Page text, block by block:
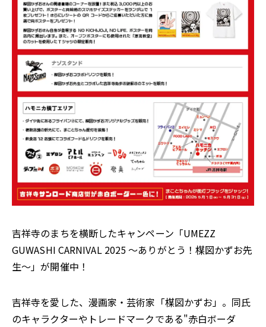
吉祥寺のまちを横断したキャンペーン「UMEZZ
GUWASHI CARNIVAL 2025 ～ありがとう！楳図かずお先
生～」が開催中！
吉祥寺を愛した、漫画家・芸術家「楳図かずお」。同氏
のキャラクターやトレードマークである"赤白ボーダ